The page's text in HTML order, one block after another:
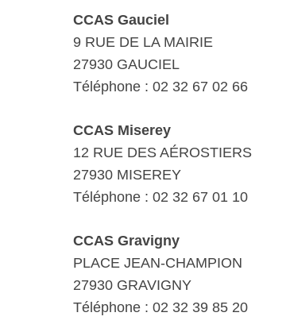
CCAS Gauciel
9 RUE DE LA MAIRIE
27930 GAUCIEL
Téléphone : 02 32 67 02 66
CCAS Miserey
12 RUE DES AÉROSTIERS
27930 MISEREY
Téléphone : 02 32 67 01 10
CCAS Gravigny
PLACE JEAN-CHAMPION
27930 GRAVIGNY
Téléphone : 02 32 39 85 20